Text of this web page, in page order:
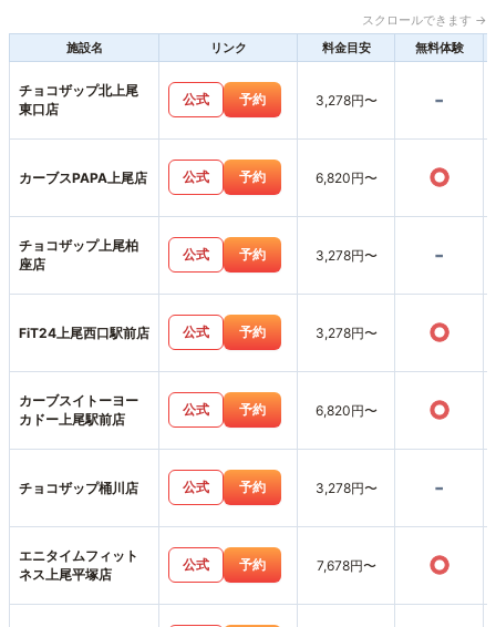
スクロールできます →
施設名
リンク 料金目安 無料体験
チョコザップ北上尾
東口店
公式 予約 3,278円〜 -
カーブスPAPA上尾店 公式 予約 6,820円〜 ○
チョコザップ上尾柏
座店
公式 予約 3,278円〜 -
FiT24上尾西口駅前店 公式 予約 3,278円〜 ○
カーブスイトーヨー
カドー上尾駅前店
公式 予約 6,820円〜 ○
チョコザップ桶川店 公式 予約 3,278円〜 -
エニタイムフィット
ネス上尾平塚店
公式 予約 7,678円〜 ○